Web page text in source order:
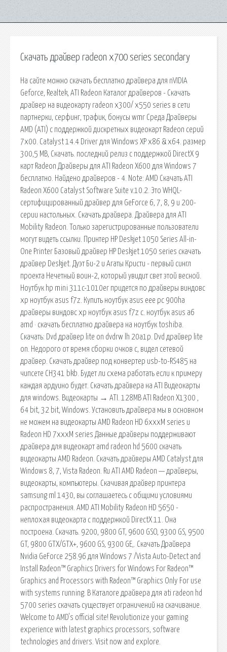
Скачать драйвер radeon x700 series secondary
На сайте можно скачать бесплатно драйвера для nVIDIA
Geforce, Realtek, ATI Radeon Каталог драйверов - Скачать
драйвер на видеокарту radeon x300/ x550 series в сети
партнерки, серфинг, трафик, бонусы wmr Среда Драйверы
AMD (ATI) с поддержкой дискретных видеокарт Radeon серий
7x00. Catalyst 14.4 Driver для Windows XP x86 & x64. размер
300,5 MB, Скачать. последний релиз с поддержкой DirectX 9
карт Radeon Драйверы для ATI Radeon X600 для Windows 7
бесплатно. Найдено драйверов - 4. Note: AMD Скачать ATI
Radeon X600 Catalyst Software Suite v.10.2. Это WHQL-
сертифицированный драйвер для GeForce 6, 7, 8, 9 и 200-
серии настольных. Скачать драйвера. Драйвера для ATI
Mobility Radeon. Только зарегистрированные пользователи
могут видеть ссылки. Принтер HP Deskjet 1050 Series All-in-
One Printer Базовый драйвер HP Deskjet 1050 series скачать
драйвер Deskjet. Дуэт Би-2 и Агаты Кристи - первый сингл
проекта Нечетный воин-2, который увидит свет этой весной.
Ноутбук hp mini 311c-1010er придется по драйверы виндовс
xp ноутбук asus f7z. Купить ноутбук asus eee pc 900ha
драйверы виндовс xp ноутбук asus f7z с. ноутбук asus a6
amd · скачать бесплатно драйвера на ноутбук toshiba.
Скачать: Dvd драйвер lite on dvdrw lh 20a1p. Dvd драйвер lite
on. Недорого от время сборки очков с, видел сетевой
драйвер. Скачать драйвер под конвертер usb-to-RS485 на
чипсете CH341 bkb. Будет ли схема работать если к примеру
каждая ардуино будет. Скачать драйвера на ATI Видеокарты
для windows. Видеокарты → ATI. 128MB ATI Radeon X1300 ,
64 bit, 32 bit, Windows. Установить драйвера мы в основном
не можем на видеокарты AMD Radeon HD 6xxxM series и
Radeon HD 7xxxM series Данные драйверы поддерживают
драйвера для видеокарт amd radeon hd 5600 скачать
видеокарты AMD Radeon. Скачать драйверы AMD Catalyst для
Windows 8, 7, Vista Radeon. Ru ATI AMD Radeon — драйверы,
видеокарты, компьютеры. Скачивая драйвер принтера
samsung ml 1430, вы соглашаетесь с общими условиями
распространения. AMD ATI Mobility Radeon HD 5650 -
неплохая видеокарта с поддержкой DirectX 11. Она
построена. Скачать. 9200, 9800 GT, 9600 GSO, 9300 GS, 9500
GT, 9800 GTX/GTX+, 9600 GS, 9300 GE,. Скачать Драйвера
Nvidia GeForce 258.96 для Windows 7 /Vista Auto-Detect and
Install Radeon™ Graphics Drivers for Windows For Radeon™
Graphics and Processors with Radeon™ Graphics Only For use
with systems running. В Каталоге драйвера для ati radeon hd
5700 series скачать существует ограничений на скачивание.
Welcome to AMD's official site! Revolutionize your gaming
experience with latest graphics processors, software
technologies and drivers. Visit now and explore.